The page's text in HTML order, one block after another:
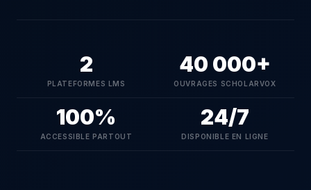
2
PLATEFORMES LMS
40 000+
OUVRAGES SCHOLARVOX
100%
ACCESSIBLE PARTOUT
24/7
DISPONIBLE EN LIGNE